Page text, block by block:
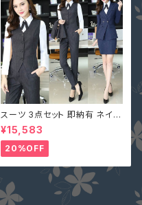
スーツ 3点セット 即納有 ネイビ
ー グレー S M L 2L 3L 4L 大
きいサイズ パンツ or スカート＋
ジャケット＋ベスト ストライプ X
Z-X10083
¥15,583
20%OFF